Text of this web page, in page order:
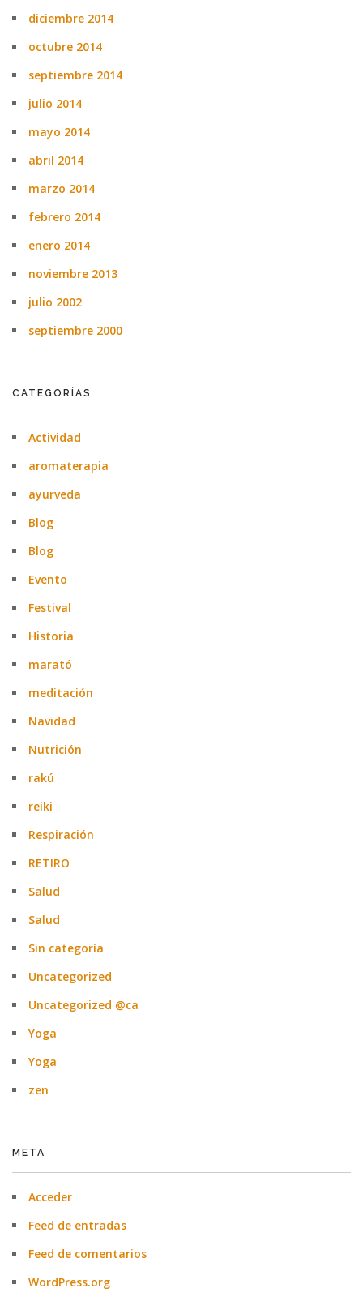
diciembre 2014
octubre 2014
septiembre 2014
julio 2014
mayo 2014
abril 2014
marzo 2014
febrero 2014
enero 2014
noviembre 2013
julio 2002
septiembre 2000
CATEGORÍAS
Actividad
aromaterapia
ayurveda
Blog
Blog
Evento
Festival
Historia
marató
meditación
Navidad
Nutrición
rakú
reiki
Respiración
RETIRO
Salud
Salud
Sin categoría
Uncategorized
Uncategorized @ca
Yoga
Yoga
zen
META
Acceder
Feed de entradas
Feed de comentarios
WordPress.org